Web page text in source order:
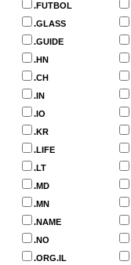
.FUTBOL
.GLASS
.GUIDE
.HN
.CH
.IN
.IO
.KR
.LIFE
.LT
.MD
.MN
.NAME
.NO
.ORG.IL